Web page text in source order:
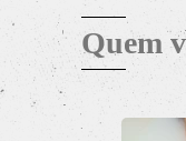
Quem